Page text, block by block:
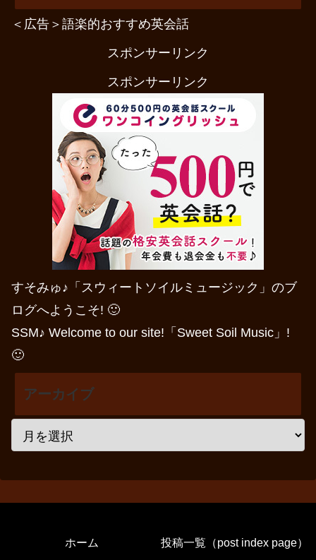
＜広告＞語楽的おすすめ英会話
スポンサーリンク
スポンサーリンク
すそみゅ♪「スウィートソイルミュージック」のブ
ログへようこそ! 🙂
SSM♪ Welcome to our site!「Sweet Soil Music」!
🙂
アーカイブ
ホーム
投稿一覧（post index page）